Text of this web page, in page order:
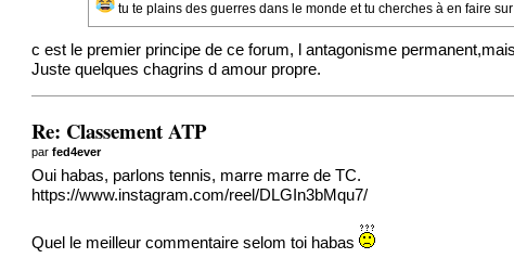
tu te plains des guerres dans le monde et tu cherches à en faire
c est le premier principe de ce forum, l antagonisme
Juste quelques chagrins d amour propre.
Re: Classement ATP
parfed4ever
Oui habas, parlons tennis, marre marre de TC.
https://www.instagram.com/reel/DLGIn3bMqu7/
Quel le meilleur commentaire selom toi habas